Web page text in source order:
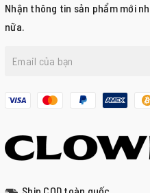
Nhận thông tin sản phẩm mới
nữa.